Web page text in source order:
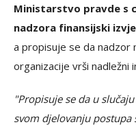
Ministarstvo pravde s
nadzora finansijski
a propisuje se da nadzor
organizacije vrši nadležni
"Propisuje se da u
svom djelovanju postupa